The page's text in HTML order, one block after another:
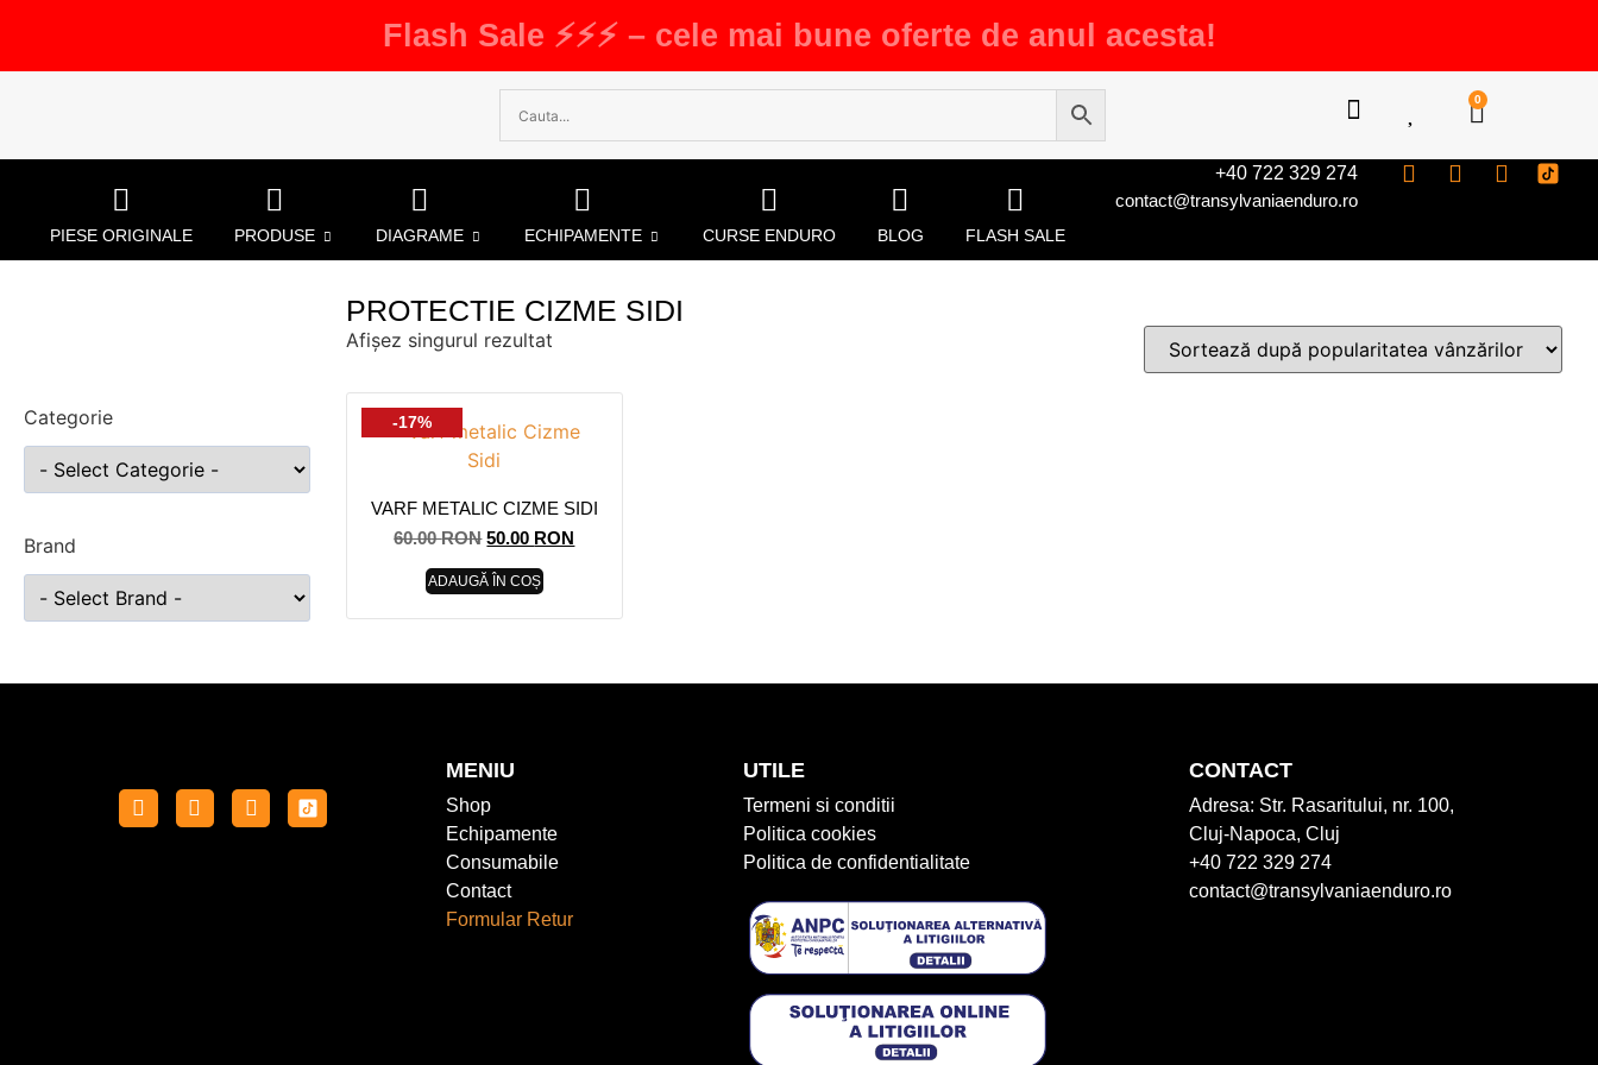
Flash Sale ⚡⚡⚡ – cele mai bune oferte de anul acesta!
0
PIESE ORIGINALE PRODUSE DIAGRAME ECHIPAMENTE CURSE ENDURO BLOG FLASH SALE
+40 722 329 274
contact@transylvaniaenduro.ro
Categorie
Brand
PROTECTIE CIZME SIDI
Afișez singurul rezultat
-17%
VARF METALIC CIZME SIDI
60.00RON 50.00 RON
ADAUGĂ ÎN COȘ
MENIU
Shop
Echipamente
Consumabile
Contact
Formular Retur
UTILE
Termeni si conditii
Politica cookies
Politica de confidentialitate
CONTACT
Adresa: Str. Rasaritului, nr. 100,
Cluj-Napoca, Cluj
+40 722 329 274
contact@transylvaniaenduro.ro